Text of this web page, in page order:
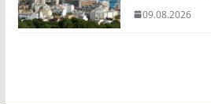
09.08.2026